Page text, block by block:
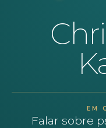
EM
Falar sobre